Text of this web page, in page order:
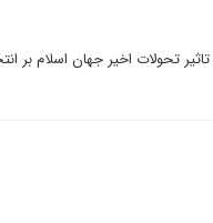
تحولات اخیر جهان اسلام بر